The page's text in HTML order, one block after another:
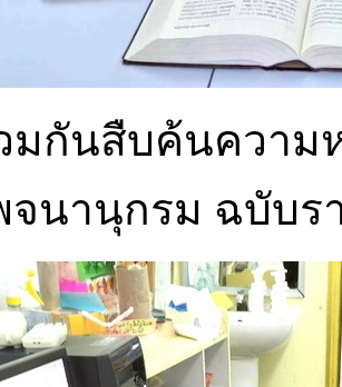
มกันสืบค้นความ
จนานุกรม ฉบับ